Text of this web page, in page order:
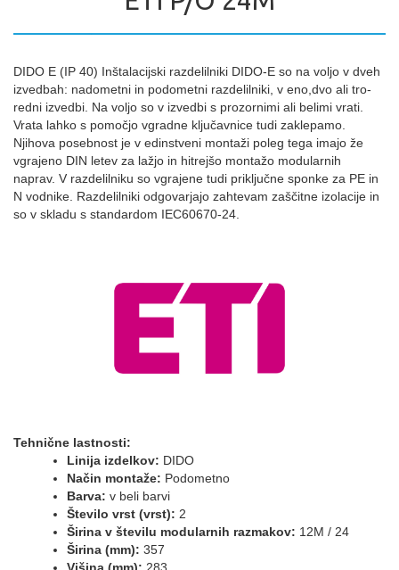
DIDO E (IP 40) Inštalacijski razdelilniki DIDO-E so na voljo v dveh
izvedbah: nadometni in podometni razdelilniki, v eno,dvo ali tro-
redni izvedbi. Na voljo so v izvedbi s prozornimi ali belimi vrati.
Vrata lahko s pomočjo vgradne ključavnice tudi zaklepamo.
Njihova posebnost je v edinstveni montaži poleg tega imajo že
vgrajeno DIN letev za lažjo in hitrejšo montažo modularnih
naprav. V razdelilniku so vgrajene tudi priključne sponke za PE in
N vodnike. Razdelilniki odgovarjajo zahtevam zaščitne izolacije in
so v skladu s standardom IEC60670-24.
Tehnične lastnosti:
Linija izdelkov: DIDO
Način montaže: Podometno
Barva: v beli barvi
Število vrst (vrst): 2
Širina v številu modularnih razmakov: 12M / 24
Širina (mm): 357
Višina (mm): 283